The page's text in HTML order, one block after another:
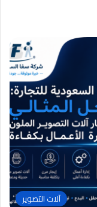
آلات التصوير